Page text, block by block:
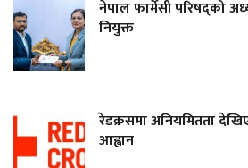
नेपाल फार्मेसी परिषद्को
नियुक्त
रेडक्रसमा अनियमितता
आह्वान